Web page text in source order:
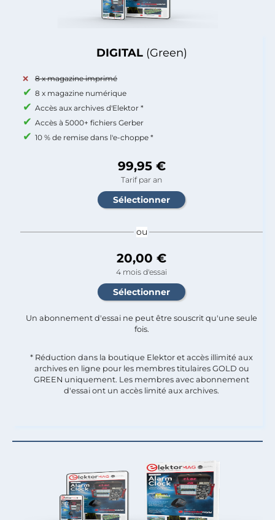
DIGITAL (Green)
8 x magazine imprimé
8 x magazine numérique
Accès aux archives d'Elektor *
Accès à 5000+ fichiers Gerber
10 % de remise dans l'e-choppe *
99,95 €
Tarif par an
ou
20,00 €
4 mois d'essai
Un abonnement d'essai ne peut être souscrit qu'une seule
fois.​
* Réduction dans la boutique Elektor et accès illimité aux
archives en ligne pour les membres titulaires GOLD ou
GREEN uniquement. Les membres avec abonnement
d'essai ont un accès limité aux archives.